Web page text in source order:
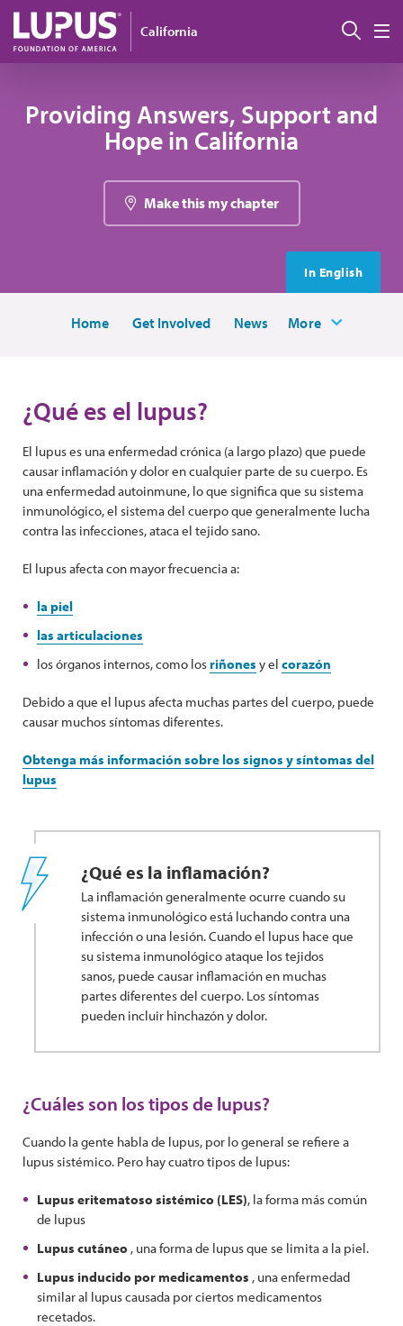
Pasar al contenido principal
California
Providing Answers, Support and
Hope in California
Make this my chapter
In English
Home Get Involved News More
¿Qué es el lupus?
El lupus es una enfermedad crónica (a largo plazo) que puede
causar inflamación y dolor en cualquier parte de su cuerpo. Es
una enfermedad autoinmune, lo que significa que su sistema
inmunológico, el sistema del cuerpo que generalmente lucha
contra las infecciones, ataca el tejido sano.
El lupus afecta con mayor frecuencia a:
la piel
las articulaciones
los órganos internos, como losriñones y el corazón
Debido a que el lupus afecta muchas partes del cuerpo, puede
causar muchos síntomas diferentes.
Obtenga más información sobre los signos y síntomas del
lupus
¿Qué es la inflamación?
La inflamación generalmente ocurre cuando su
sistema inmunológico está luchando contra una
infección o una lesión. Cuando el lupus hace que
su sistema inmunológico ataque los tejidos
sanos, puede causar inflamación en muchas
partes diferentes del cuerpo. Los síntomas
pueden incluir hinchazón y dolor.
¿Cuáles son los tipos de lupus?
Cuando la gente habla de lupus, por lo general se refiere a
lupus sistémico. Pero hay cuatro tipos de lupus:
Lupus eritematoso sistémico (LES), la forma más común
de lupus
Lupus cutáneo , una forma de lupus que se limita a la piel.
Lupus inducido por medicamentos , una enfermedad
similar al lupus causada por ciertos medicamentos
recetados.